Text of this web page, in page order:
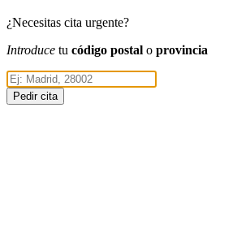
¿Necesitas cita urgente?
Introduce tu código postal o provincia
Pedir cita